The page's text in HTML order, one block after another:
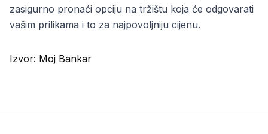
zasigurno pronaći opciju na tržištu koja će odgovarati
vašim prilikama i to za najpovoljniju cijenu.
Izvor: Moj Bankar